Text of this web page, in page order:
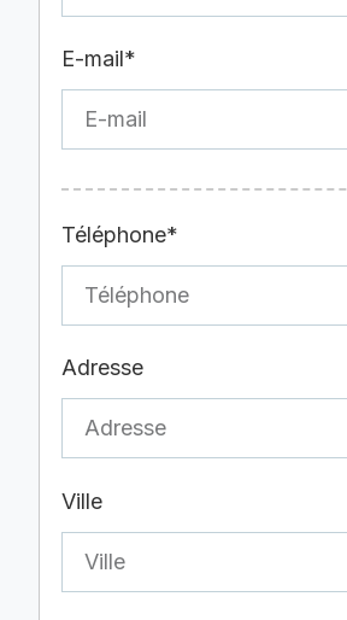
E-mail*
Téléphone*
Adresse
Ville